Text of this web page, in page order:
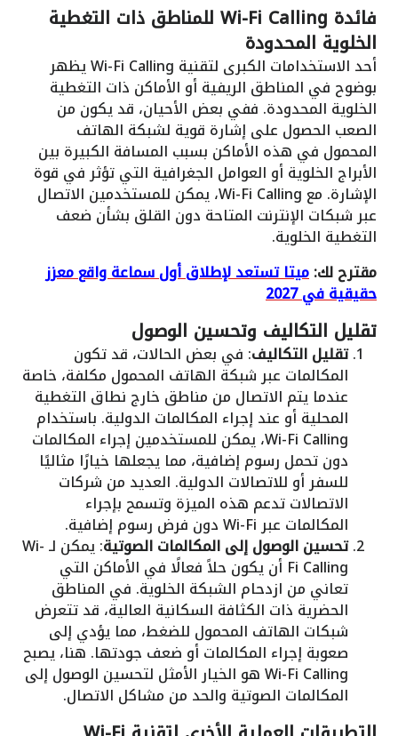
فائدة Wi-Fi Calling للمناطق ذات التغطية
الخلوية المحدودة
أحد الاستخدامات الكبرى لتقنية Wi-Fi Calling يظهر
بوضوح في المناطق الريفية أو الأماكن ذات التغطية
الخلوية المحدودة. ففي بعض الأحيان، قد يكون من
الصعب الحصول على إشارة قوية لشبكة الهاتف
المحمول في هذه الأماكن بسبب المسافة الكبيرة بين
الأبراج الخلوية أو العوامل الجغرافية التي تؤثر في قوة
الإشارة. مع Wi-Fi Calling، يمكن للمستخدمين الاتصال
عبر شبكات الإنترنت المتاحة دون القلق بشأن ضعف
التغطية الخلوية.
مقترح لك:ميتا تستعد لإطلاق أول سماعة واقع معزز
حقيقية في 2027
تقليل التكاليف وتحسين الوصول
تقليل التكاليف: في بعض الحالات، قد تكون
المكالمات عبر شبكة الهاتف المحمول مكلفة، خاصة
عندما يتم الاتصال من مناطق خارج نطاق التغطية
المحلية أو عند إجراء المكالمات الدولية. باستخدام
Wi-Fi Calling، يمكن للمستخدمين إجراء المكالمات
دون تحمل رسوم إضافية، مما يجعلها خيارًا مثاليًا
للسفر أو للاتصالات الدولية. العديد من شركات
الاتصالات تدعم هذه الميزة وتسمح بإجراء
المكالمات عبر Wi-Fi دون فرض رسوم إضافية.
تحسين الوصول إلى المكالمات الصوتية : يمكن لـ Wi-
Fi Calling أن يكون حلاً فعالًا في الأماكن التي
تعاني من ازدحام الشبكة الخلوية. في المناطق
الحضرية ذات الكثافة السكانية العالية، قد تتعرض
شبكات الهاتف المحمول للضغط، مما يؤدي إلى
صعوبة إجراء المكالمات أو ضعف جودتها. هنا، يصبح
Wi-Fi Calling هو الخيار الأمثل لتحسين الوصول إلى
المكالمات الصوتية والحد من مشاكل الاتصال.